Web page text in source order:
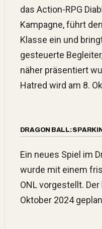
das Action-RPG
Kampagne, führt den
Klasse ein und
gesteuerte
näher präsentiert
Hatred wird am 8.
DRAGON BALL:
Ein neues Spiel im Dragon Ball-Universum
wurde mit einem
ONL vorgestellt.
Oktober 2024